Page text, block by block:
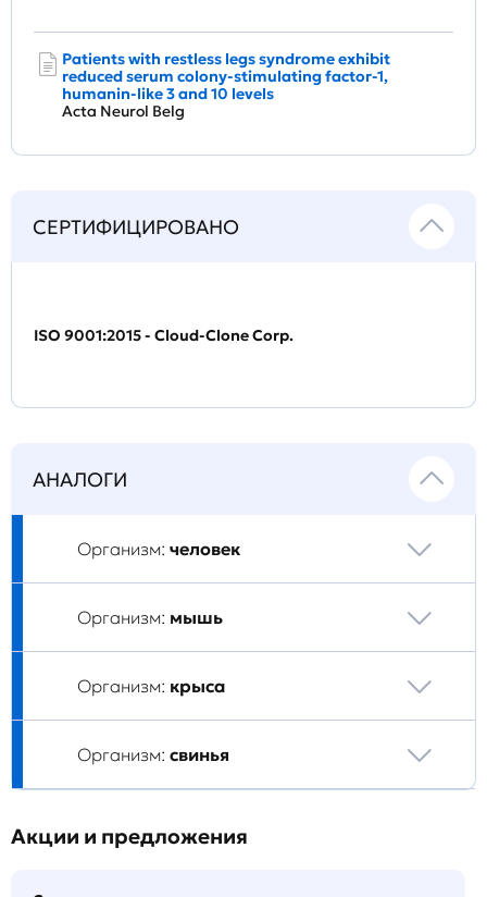
Patients with restless legs syndrome exhibit
reduced serum colony-stimulating factor-1,
humanin-like 3 and 10 levels
Acta Neurol Belg
СЕРТИФИЦИРОВАНО
ISO 9001:2015 - Cloud-Clone Corp.
АНАЛОГИ
Организм: человек
Организм: мышь
Организм: крыса
Организм: свинья
Акции и предложения